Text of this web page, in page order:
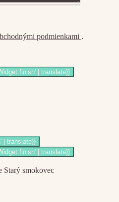
podmienkami .
Starý smokovec